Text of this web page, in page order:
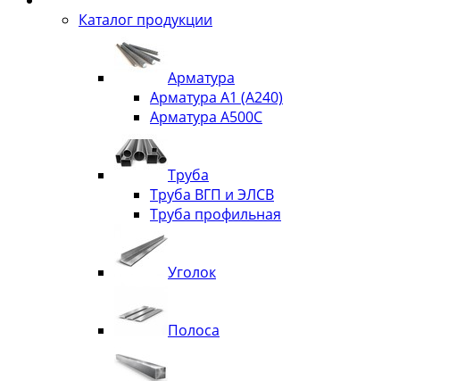
Каталог продукции
Арматура
Арматура А1 (А240)
Арматура А500С
Труба
Труба ВГП и ЭЛСВ
Труба профильная
Уголок
Полоса